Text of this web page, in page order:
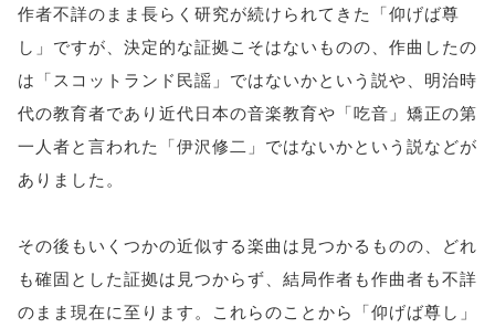
作者不詳のまま長らく研究が続けられてきた「仰げば尊
し」ですが、決定的な証拠こそはないものの、作曲したの
は「スコットランド民謡」ではないかという説や、明治時
代の教育者であり近代日本の音楽教育や「吃音」矯正の第
一人者と言われた「伊沢修二」ではないかという説などが
ありました。
その後もいくつかの近似する楽曲は見つかるものの、どれ
も確固とした証拠は見つからず、結局作者も作曲者も不詳
のまま現在に至ります。これらのことから「仰げば尊し」